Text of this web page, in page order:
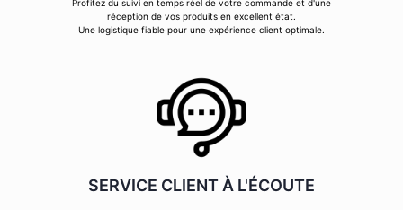
Profitez du suivi en temps réel de votre commande et d'une
réception de vos produits en excellent état.
Une logistique fiable pour une expérience client optimale.
SERVICE CLIENT À L'ÉCOUTE